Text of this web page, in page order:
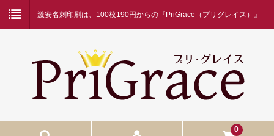
激安名刺印刷は、100枚190円からの『PriGrace（プリグレイス）』
0